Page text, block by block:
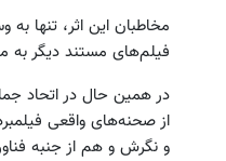
مخاطبان این اثر، تنها
فیلم‌های مستند دیگر
از صحنه‌های واقعی
و نگرش و هم از جنبه